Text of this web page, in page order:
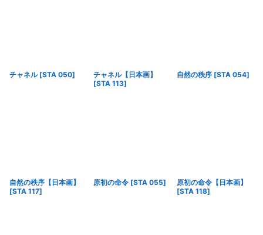
チャネル [STA 050]
チャネル【日本画】
[STA 113]
自然の秩序 [STA 054]
自然の秩序【日本画】
[STA 117]
原初の命令 [STA 055]
原初の命令【日本画】
[STA 118]